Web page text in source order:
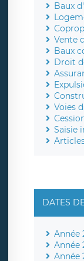
Baux
Vente
Baux
Droit
Voies
Saisie
DATES
Année
Année
Année